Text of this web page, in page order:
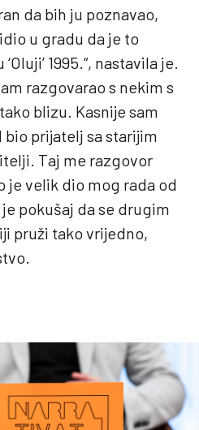
da bih ju poznavao,
u gradu da je to
1995.“, nastavila je.
razgovarao s nekim s
blizu. Kasnije sam
prijatelj sa starijim
Taj me razgovor
je velik dio mog rada od
pokušaj da se drugim
pruži tako vrijedno,